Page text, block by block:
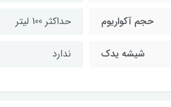
حجم آکواریوم حداکثر 100 لیتر
شیشه یدک ندارد